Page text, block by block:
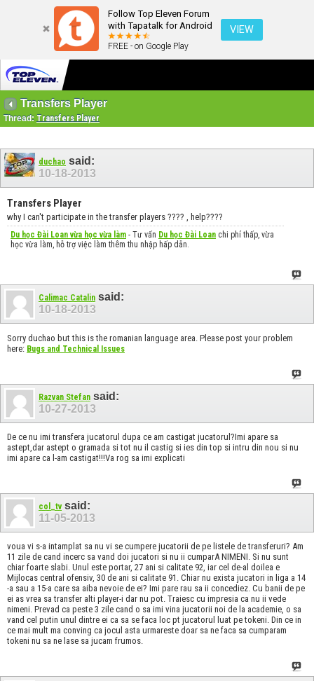
Follow Top Eleven Forum
with Tapatalk for Android
FREE - on Google Play
VIEW
Transfers Player
Thread: Transfers Player
duchao said:
10-18-2013
Transfers Player
why I can't participate in the transfer players ???? , help????
Du học Đài Loan vừa học vừa làm - Tư vấn Du học Đài Loan chi phí thấp, vừa
học vừa làm, hỗ trợ việc làm thêm thu nhập hấp dẫn.
Calimac Catalin said:
10-18-2013
Sorry duchao but this is the romanian language area. Please post your problem
here: Bugs and Technical Issues
Razvan Stefan said:
10-27-2013
De ce nu imi transfera jucatorul dupa ce am castigat jucatorul?Imi apare sa
astept,dar astept o gramada si tot nu il castig si ies din top si intru din nou si nu
imi apare ca l-am castigat!!!Va rog sa imi explicati
col_tvsaid:
11-05-2013
voua vi s-a intamplat sa nu vi se cumpere jucatorii de pe listele de transferuri? Am
11 zile de cand incerc sa vand doi jucatori si nu ii cumparA NIMENI. Si nu sunt
chiar foarte slabi. Unul este portar, 27 ani si calitate 92, iar cel de-al doilea e
Mijlocas central ofensiv, 30 de ani si calitate 91. Chiar nu exista jucatori in liga a 14
-a sau a 15-a care sa aiba nevoie de ei? Imi pare rau sa ii concediez. Cu banii de pe
ei as vrea sa transfer alti player-i dar nu pot. Traiesc cu impresia ca nu ii vede
nimeni. Prevad ca peste 3 zile cand o sa imi vina jucatorii noi de la academie, o sa
vand cel putin unul dintre ei ca sa se faca loc pt jucatorul luat pe tokeni. Din ce in
ce mai mult ma conving ca jocul asta urmareste doar sa ne faca sa cumparam
tokeni nu sa ne lase sa jucam frumos.